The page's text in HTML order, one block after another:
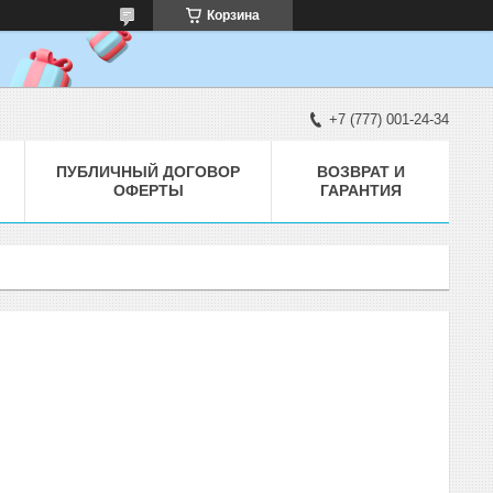
Корзина
+7 (777) 001-24-34
ПУБЛИЧНЫЙ ДОГОВОР
ОФЕРТЫ
ВОЗВРАТ И
ГАРАНТИЯ